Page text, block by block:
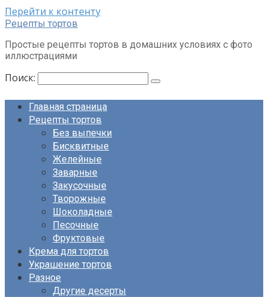
Перейти к контенту
Рецепты тортов
Простые рецепты тортов в домашних условиях с фото
иллюстрациями
Поиск:
Главная страница
Рецепты тортов
Без выпечки
Бисквитные
Желейные
Заварные
Закусочные
Творожные
Шоколадные
Песочные
Фруктовые
Крема для тортов
Украшение тортов
Разное
Другие десерты